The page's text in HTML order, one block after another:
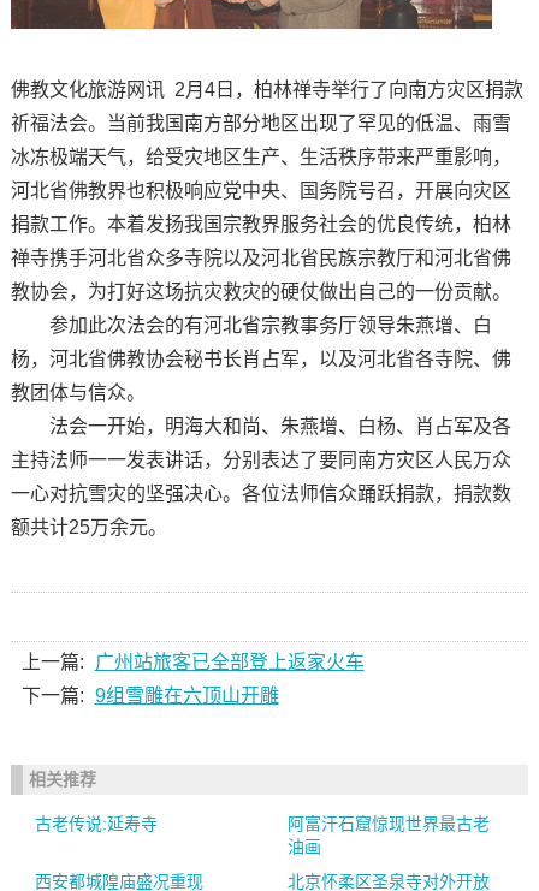
佛教文化旅游网讯 2月4日，柏林禅寺举行了向南方灾区捐款
祈福法会。当前我国南方部分地区出现了罕见的低温、雨雪
冰冻极端天气，给受灾地区生产、生活秩序带来严重影响，
河北省佛教界也积极响应党中央、国务院号召，开展向灾区
捐款工作。本着发扬我国宗教界服务社会的优良传统，柏林
禅寺携手河北省众多寺院以及河北省民族宗教厅和河北省佛
教协会，为打好这场抗灾救灾的硬仗做出自己的一份贡献。
参加此次法会的有河北省宗教事务厅领导朱燕增、白
杨，河北省佛教协会秘书长肖占军，以及河北省各寺院、佛
教团体与信众。
法会一开始，明海大和尚、朱燕增、白杨、肖占军及各
主持法师一一发表讲话，分别表达了要同南方灾区人民万众
一心对抗雪灾的坚强决心。各位法师信众踊跃捐款，捐款数
额共计25万余元。
上一篇:
广州站旅客已全部登上返家火车
下一篇: 9组雪雕在六顶山开雕
相关推荐
古老传说:延寿寺
阿富汗石窟惊现世界最古老
油画
西安都城隍庙盛况重现
北京怀柔区圣泉寺对外开放